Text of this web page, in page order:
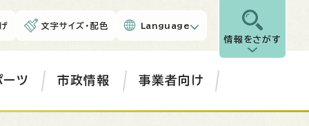
文字サイズ・配色 Language
情報をさがす
ーツ 市政情報 事業者向け